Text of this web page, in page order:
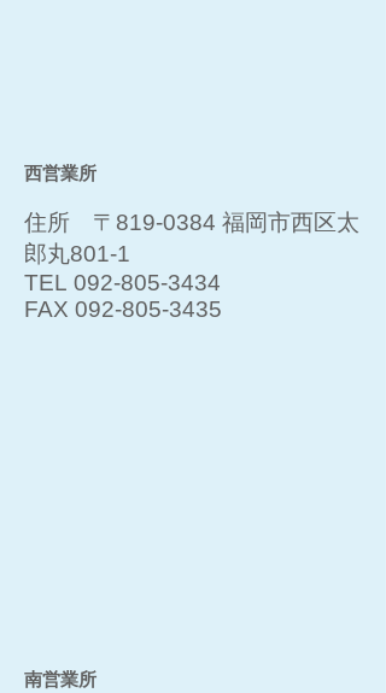
西営業所
住所 〒819-0384 福岡市西区太
郎丸801-1
TEL 092-805-3434
FAX 092-805-3435
南営業所